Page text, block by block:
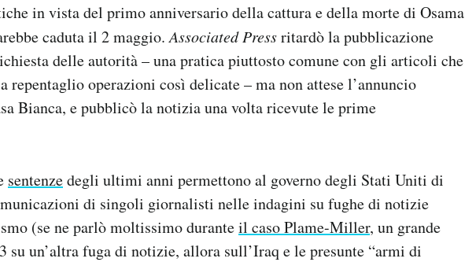
in vista del primo anniversario della cattura e della morte di Osama
caduta il 2 maggio.Associated Pressritardò la pubblicazione
delle autorità – una pratica piuttosto comune con gli articoli che
repentaglio operazioni così delicate – ma non attese l’annuncio
Bianca, e pubblicò la notizia una volta ricevute le prime
sentenzedegli ultimi anni permettono al governo degli Stati Uniti di
di singoli giornalisti nelle indagini su fughe di notizie
(se ne parlò moltissimo duranteil caso Plame-Miller, un grande
su un’altra fuga di notizie, allora sull’Iraq e le presunte “armi di